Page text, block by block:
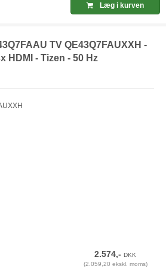
Læg i kurven
TV QE43Q7FAUXXH -
HDMI - Tizen - 50 Hz
2.574,-DKK
(2.059,20 ekskl. moms)